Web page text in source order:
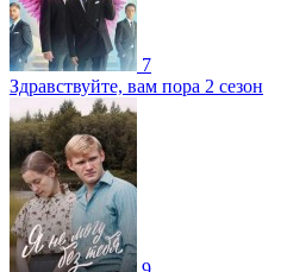
7
Здравствуйте, вам пора 2 сезон